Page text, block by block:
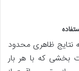
نتایج ظاهری محدود
که با هر بار